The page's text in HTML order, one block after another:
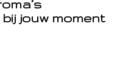
jouw moment